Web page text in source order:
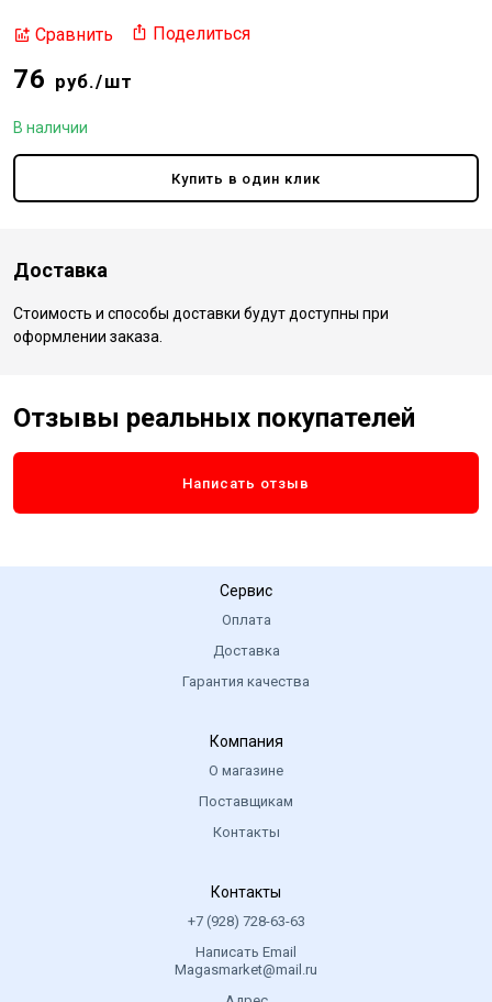
Сравнить Поделиться
76 руб./шт
В наличии
Купить в один клик
Доставка
Стоимость и способы доставки будут доступны при
оформлении заказа.
Отзывы реальных покупателей
Написать отзыв
Сервис
Оплата
Доставка
Гарантия качества
Компания
О магазине
Поставщикам
Контакты
Контакты
+7 (928) 728-63-63
Написать Email
Magasmarket@mail.ru